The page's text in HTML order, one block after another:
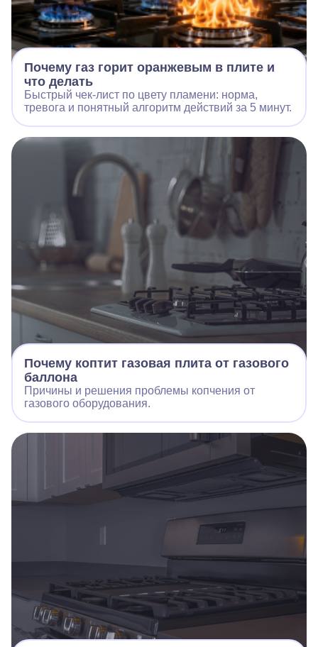
Почему газ горит оранжевым в плите и
что делать
Быстрый чек‑лист по цвету пламени: норма,
тревога и понятный алгоритм действий за 5 минут.
Почему коптит газовая плита от газового
баллона
Причины и решения проблемы копчения от
газового оборудования.